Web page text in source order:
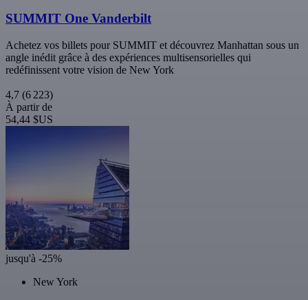
SUMMIT One Vanderbilt
Achetez vos billets pour SUMMIT et découvrez Manhattan sous un
angle inédit grâce à des expériences multisensorielles qui
redéfinissent votre vision de New York
4,7 (6 223)
À partir de
54,44 $US
jusqu'à -25%
New York